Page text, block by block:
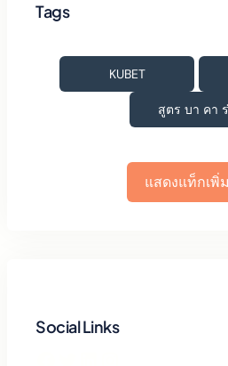
Tags
KUBET
สูตร บา คา
แสดงแท็กเพิ่
Social Links